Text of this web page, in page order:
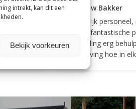
intrekt, kan dit een
Bekijk voorkeuren
goede
Mevrouw Bakker
Vriendelijk
leveren fantastische
vergoeding erg
beschrijving hoe in